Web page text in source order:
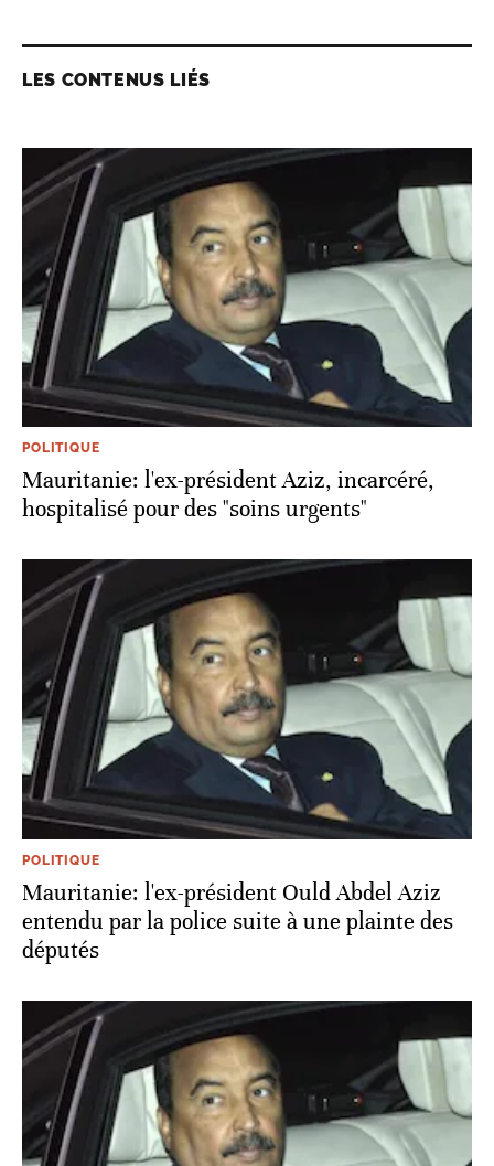
LES CONTENUS LIÉS
POLITIQUE
Mauritanie: l'ex-président Aziz, incarcéré,
hospitalisé pour des "soins urgents"
POLITIQUE
Mauritanie: l'ex-président Ould Abdel Aziz
entendu par la police suite à une plainte des
députés